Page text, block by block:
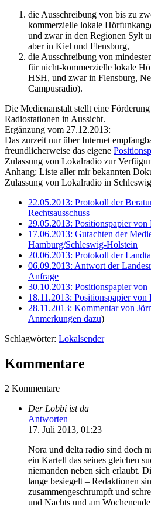
die Ausschreibung von bis zu
kommerzielle lokale
und zwar in den Regionen Sylt
aber in Kiel und Flensburg,
die Ausschreibung von
für nicht-kommerzielle lokale
HSH, und zwar in Flensburg,
Campusradio).
Die Medienanstalt stellt eine
Radiostationen in Aussicht.
Ergänzung vom 27.12.2013:
Das zurzeit nur über Internet
freundlicherweise das eigene
Zulassung von Lokalradio zur
Anhang: Liste aller mir bekannten
Zulassung von Lokalradio in
22.05.2013: Protokoll der
Rechtsausschuss
29.05.2013: Positionspapier von
17.06.2013: Gutachten der
Hamburg/Schleswig-Holstein
20.06.2013: Protokoll der
06.09.2013: Antwort der
Anfrage
30.10.2013: Positionspapier
18.11.2013: Positionspapier von
28.11.2013: Kommentar von
Anmerkungen dazu)
Schlagwörter: Lokalsender
Kommentare
2 Kommentare
Der Lobbi ist da
Antworten
17. Juli 2013, 01:23
Nora und delta radio sind doch
ein Kartell das seines gleichen
niemanden neben sich erlaubt.
lange besiegelt – Redaktionen
zusammengeschrumpft und
und Nachts und am